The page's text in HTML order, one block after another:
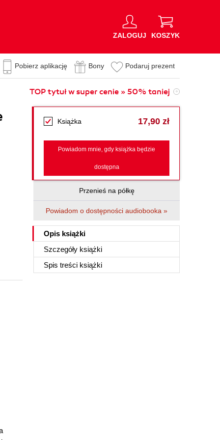
ZALOGUJ KOSZYK
Pobierz aplikację Bony Podaruj prezent
TOP tytuł w super cenie » 50% taniej
Książka 17,90 zł
Powiadom mnie, gdy książka będzie
dostępna
Przenieś na półkę
Powiadom o dostępności audiobooka »
Opis książki
Szczegóły książki
Spis treści książki